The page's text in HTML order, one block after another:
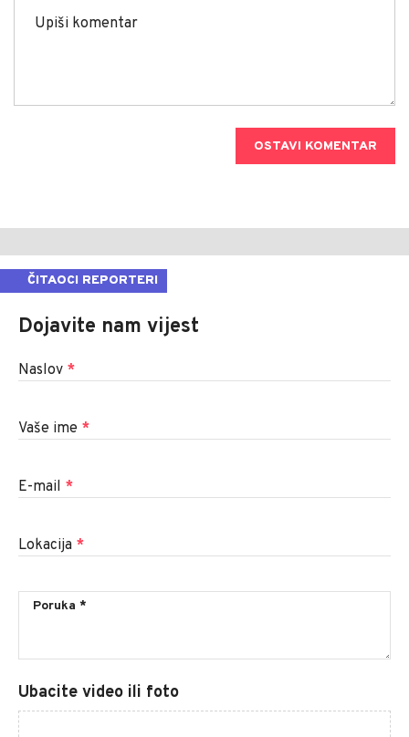
OSTAVI KOMENTAR
ČITAOCI REPORTERI
Dojavite nam vijest
Naslov *
Vaše ime *
E-mail *
Lokacija *
Ubacite video ili foto